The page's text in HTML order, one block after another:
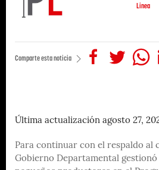
Linea
Comparte esta noticia
Última actualización agosto 27,
Para continuar con el respaldo al
Gobierno Departamental